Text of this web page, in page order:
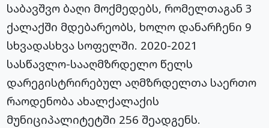
საბავშვო ბაღი მოქმედებს, რომელთაგან 3
ქალაქში მდებარეობს, ხოლო დანარჩენი 9
სხვადასხვა სოფელში. 2020-2021
სასწავლო-სააღმზრდელო წელს
დარეგისტრირებულ აღმზრდელთა საერთო
რაოდენობა ახალქალაქის
მუნიციპალიტეტში 256 შეადგენს.